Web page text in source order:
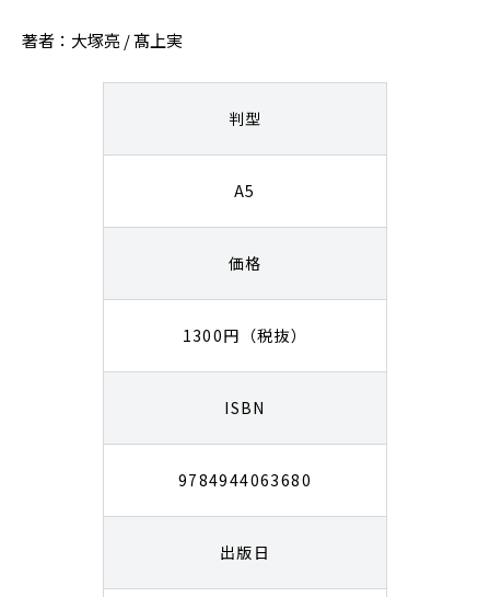
著者：大塚亮 / 髙上実
判型
A5
価格
1300円（税抜）
ISBN
9784944063680
出版日